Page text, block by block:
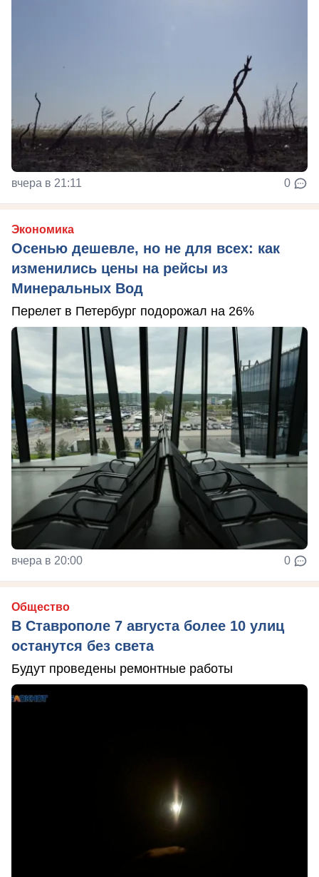
вчера в 21:11 0
Экономика
Осенью дешевле, но не для всех: как
изменились цены на рейсы из
Минеральных Вод
Перелет в Петербург подорожал на 26%
вчера в 20:00 0
Общество
В Ставрополе 7 августа более 10 улиц
останутся без света
Будут проведены ремонтные работы